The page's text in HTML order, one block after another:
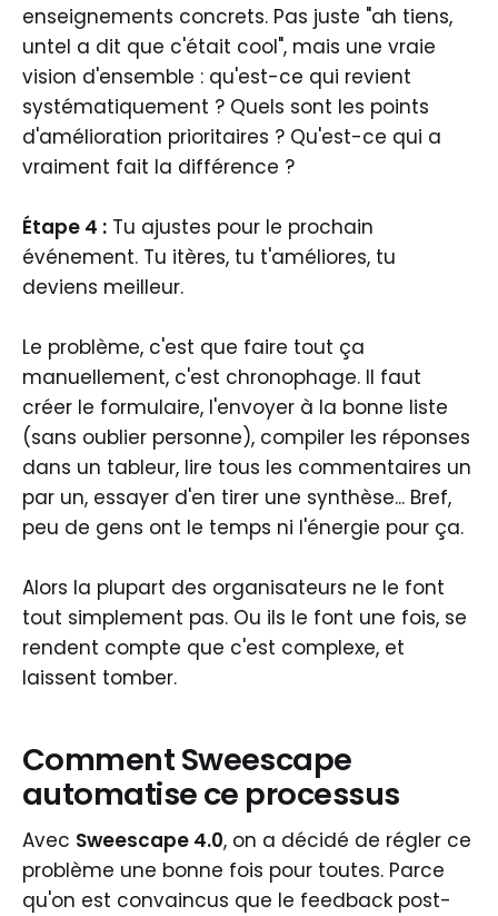
enseignements concrets. Pas juste "ah tiens,
untel a dit que c'était cool", mais une vraie
vision d'ensemble : qu'est-ce qui revient
systématiquement ? Quels sont les points
d'amélioration prioritaires ? Qu'est-ce qui a
vraiment fait la différence ?
Étape 4 : Tu ajustes pour le prochain
événement. Tu itères, tu t'améliores, tu
deviens meilleur.
Le problème, c'est que faire tout ça
manuellement, c'est chronophage. Il faut
créer le formulaire, l'envoyer à la bonne liste
(sans oublier personne), compiler les réponses
dans un tableur, lire tous les commentaires un
par un, essayer d'en tirer une synthèse... Bref,
peu de gens ont le temps ni l'énergie pour ça.
Alors la plupart des organisateurs ne le font
tout simplement pas. Ou ils le font une fois, se
rendent compte que c'est complexe, et
laissent tomber.
Comment Sweescape
automatise ce processus
Avec Sweescape 4.0, on a décidé de régler ce
problème une bonne fois pour toutes. Parce
qu'on est convaincus que le feedback post-